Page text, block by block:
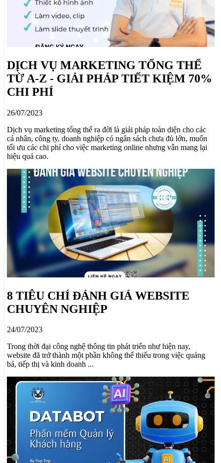
DỊCH VỤ MARKETING TỔNG THỂ
TỪ A-Z - GIẢI PHÁP TIẾT KIỆM 70%
CHI PHÍ
26/07/2023
Dịch vụ marketing tổng thể ra đời là giải pháp toàn diện cho các
cá nhân, công ty, doanh nghiệp có ngân sách chưa đủ lớn, muốn
tối ưu các chi phí cho việc marketing online nhưng vẫn mang lại
hiệu quả cao.
8 TIÊU CHÍ ĐÁNH GIÁ WEBSITE
CHUYÊN NGHIỆP
24/07/2023
Trong thời đại công nghệ thông tin phát triển như hiện nay,
website đã trở thành một phần không thể thiếu trong việc quảng
bá, tiếp thị và kinh doanh ...